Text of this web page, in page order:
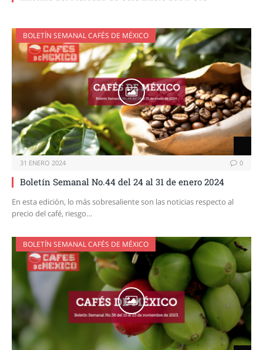
BOLETÍN SEMANAL CAFÉS DE MÉXICO
31 ENERO 2024 0
Boletín Semanal No.44 del 24 al 31 de enero 2024
En esta edición, lo más sobresaliente son las noticias respecto al
precio del café, riesgo…
BOLETÍN SEMANAL CAFÉS DE MÉXICO